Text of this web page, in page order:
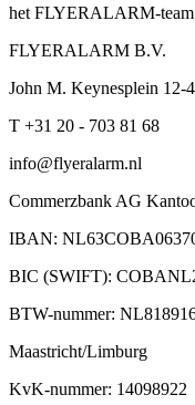
het FLYERALARM-team
FLYERALARM B.V.
John M. Keynesplein 12-
T +31 20 - 703 81 68
info@flyeralarm.nl
Commerzbank AG
IBAN:
BIC (SWIFT):
BTW-nummer:
Maastricht/Limburg
KvK-nummer: 14098922